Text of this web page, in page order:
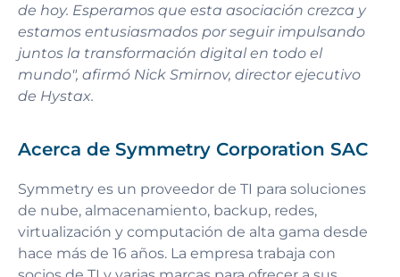
de hoy. Esperamos que esta asociación crezca y
estamos entusiasmados por seguir impulsando
juntos la transformación digital en todo el
mundo", afirmó Nick Smirnov, director ejecutivo
de Hystax.
Acerca de Symmetry Corporation SAC
Symmetry es un proveedor de TI para soluciones
de nube, almacenamiento, backup, redes,
virtualización y computación de alta gama desde
hace más de 16 años. La empresa trabaja con